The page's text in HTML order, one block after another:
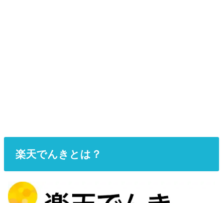
楽天でんきとは？